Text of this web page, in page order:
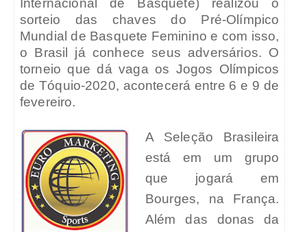
Internacional de Basquete) realizou o
sorteio das chaves do Pré-Olímpico
Mundial de Basquete Feminino e com isso,
o Brasil já conhece seus adversários. O
torneio que dá vaga os Jogos Olímpicos
de Tóquio-2020, acontecerá entre 6 e 9 de
fevereiro.
A Seleção Brasileira
está em um grupo
que jogará em
Bourges, na França.
Além das donas da